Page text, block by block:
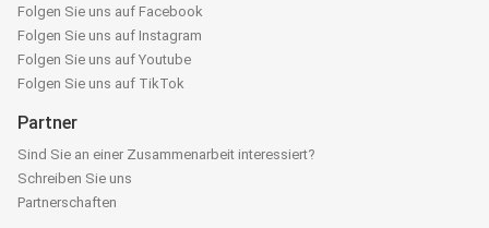
Folgen Sie uns auf Facebook
Folgen Sie uns auf Instagram
Folgen Sie uns auf Youtube
Folgen Sie uns auf TikTok
Partner
Sind Sie an einer Zusammenarbeit interessiert?
Schreiben Sie uns
Partnerschaften